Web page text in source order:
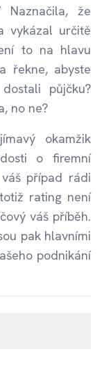
Naznačila, že
vykázal určitě
to na hlavu
řekne, abyste
půjčku?
no ne?
okamžik
o firemní
případ rádi
rating není
váš příběh.
pak hlavními
podnikání